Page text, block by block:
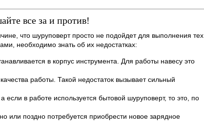
все за и против!
что шуруповерт просто не подойдет для выполнения тех
необходимо знать об их недостатках:
в корпус инструмента. Для работы навесу это
работы. Такой недостаток вызывает сильный
в работе используется бытовой шуруповерт, то это, по
или поздно потребуется приобрести новое зарядное